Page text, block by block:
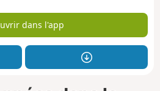
dans l'app